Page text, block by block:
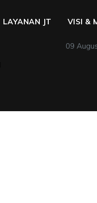
LAYANAN JT VISI &
09